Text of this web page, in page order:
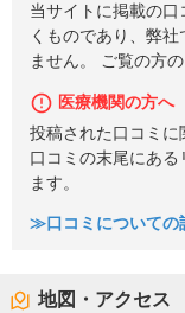
当サイトに掲載の
くものであり、弊
ません。 ご覧の方
医療機関の方へ
投稿された口コミに
口コミの末尾にあ
ます。
≫口コミについての
地図・アクセス